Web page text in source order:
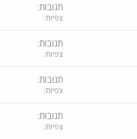
תגובות
צפיות
תגובות
צפיות
תגובות
צפיות
תגובות
צפיות